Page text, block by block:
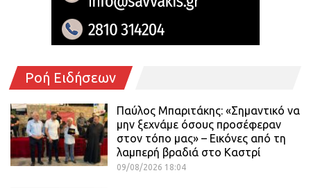
Ροή Ειδήσεων
Παύλος Μπαριτάκης: «Σημαντικό να
μην ξεχνάμε όσους προσέφεραν
στον τόπο μας» – Εικόνες από τη
λαμπερή βραδιά στο Καστρί
09/08/2026 18:04